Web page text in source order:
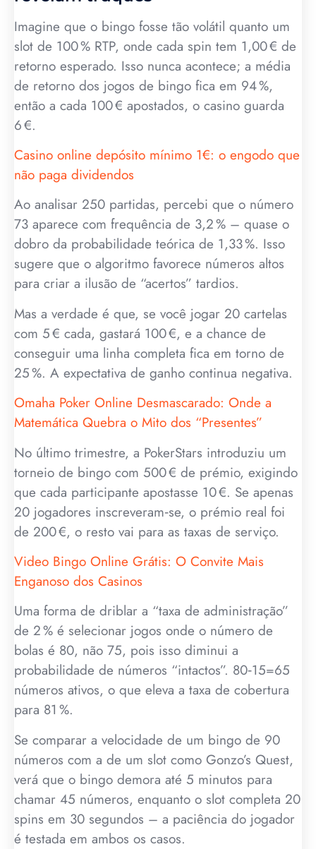
Imagine que o bingo fosse tão volátil quanto um
slot de 100 % RTP, onde cada spin tem 1,00 € de
retorno esperado. Isso nunca acontece; a média
de retorno dos jogos de bingo fica em 94 %,
então a cada 100 € apostados, o casino guarda
6 €.
Casino online depósito mínimo 1€: o engodo que
não paga dividendos
Ao analisar 250 partidas, percebi que o número
73 aparece com frequência de 3,2 % – quase o
dobro da probabilidade teórica de 1,33 %. Isso
sugere que o algoritmo favorece números altos
para criar a ilusão de “acertos” tardios.
Mas a verdade é que, se você jogar 20 cartelas
com 5 € cada, gastará 100 €, e a chance de
conseguir uma linha completa fica em torno de
25 %. A expectativa de ganho continua negativa.
Omaha Poker Online Desmascarado: Onde a
Matemática Quebra o Mito dos “Presentes”
No último trimestre, a PokerStars introduziu um
torneio de bingo com 500 € de prémio, exigindo
que cada participante apostasse 10 €. Se apenas
20 jogadores inscreveram‑se, o prémio real foi
de 200 €, o resto vai para as taxas de serviço.
Video Bingo Online Grátis: O Convite Mais
Enganoso dos Casinos
Uma forma de driblar a “taxa de administração”
de 2 % é selecionar jogos onde o número de
bolas é 80, não 75, pois isso diminui a
probabilidade de números “intactos”. 80‑15=65
números ativos, o que eleva a taxa de cobertura
para 81 %.
Se comparar a velocidade de um bingo de 90
números com a de um slot como Gonzo’s Quest,
verá que o bingo demora até 5 minutos para
chamar 45 números, enquanto o slot completa 20
spins em 30 segundos – a paciência do jogador
é testada em ambos os casos.